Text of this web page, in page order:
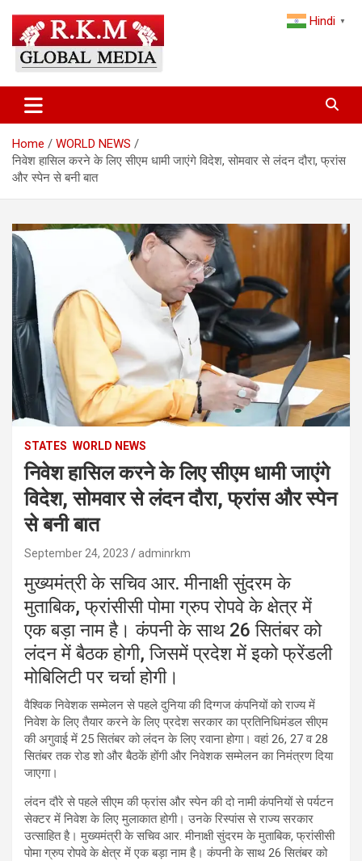
content
Latest Hindi News & Breaking
News – RKM Global Media
and the World
Home
WORLD NEWS
निवेश हासिल करने के लिए सीएम धामी जाएंगे विदेश, सोमवार से लंदन दौरा, फ्रांस
और स्पेन से बनी बात
STATES WORLD NEWS
निवेश हासिल करने के लिए सीएम धामी जाएंगे
विदेश, सोमवार से लंदन दौरा, फ्रांस और स्पेन
से बनी बात
September 24, 2023 adminrkm
मुख्यमंत्री के सचिव आर. मीनाक्षी सुंदरम के
मुताबिक, फ्रांसीसी पोमा ग्रुप रोपवे के क्षेत्र में
एक बड़ा नाम है। कंपनी के साथ 26 सितंबर को
लंदन में बैठक होगी, जिसमें प्रदेश में इको फ्रेंडली
मोबिलिटी पर चर्चा होगी।
वैश्विक निवेशक सम्मेलन से पहले दुनिया की दिग्गज कंपनियों को राज्य में
निवेश के लिए तैयार करने के लिए प्रदेश सरकार का प्रतिनिधिमंडल सीएम
की अगुवाई में 25 सितंबर को लंदन के लिए रवाना होगा। वहां 26, 27 व 28
सितंबर तक रोड शो और बैठकें होंगी और निवेशक सम्मेलन का निमंत्रण दिया
जाएगा।
लंदन दौरे से पहले सीएम की फ्रांस और स्पेन की दो नामी कंपनियों से पर्यटन
सेक्टर में निवेश के लिए मुलाकात होगी। उनके रिस्पांस से राज्य सरकार
उत्साहित है। मुख्यमंत्री के सचिव आर. मीनाक्षी सुंदरम के मुताबिक, फ्रांसीसी
पोमा ग्रुप रोपवे के क्षेत्र में एक बड़ा नाम है। कंपनी के साथ 26 सितंबर को
Hindi ▼